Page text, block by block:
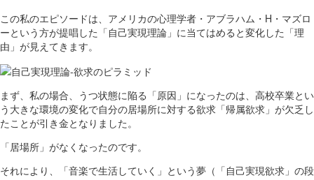
この私のエピソードは、アメリカの心理学者・アブラハム・H・マズロ
ーという方が提唱した「自己実現理論」に当てはめると変化した「理
由」が見えてきます。
まず、私の場合、うつ状態に陥る「原因」になったのは、高校卒業とい
う大きな環境の変化で自分の居場所に対する欲求「帰属欲求」が欠乏し
たことが引き金となりました。
「居場所」がなくなったのです。
それにより、「音楽で生活していく」という夢（「自己実現欲求」の段